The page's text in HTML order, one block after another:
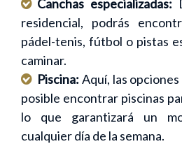
Canchas especializadas:
residencial, podrás
pádel-tenis, fútbol o pistas
caminar.
Piscina: Aquí, las
posible encontrar piscinas
lo que garantizará un
cualquier día de la semana.